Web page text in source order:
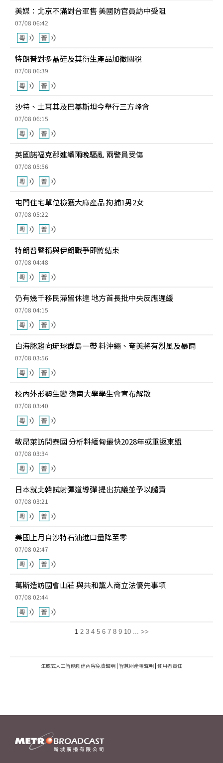
美媒：北京不滿對台軍售 美國防官員訪中受阻
07/08 06:42
特朗普對多晶硅及其衍生產品加徵關稅
07/08 06:39
沙特、土耳其及巴基斯坦今舉行三方峰會
07/08 06:15
英國諾福克郡連續兩晚騷亂 兩警員受傷
07/08 05:56
屯門住宅單位檢獲大麻產品 拘捕1男2女
07/08 05:22
特朗普聲稱與伊朗戰爭即將結束
07/08 04:48
仍有幾千移民滯留休達 地方首長批中央反應遲緩
07/08 04:15
白海豚趨向琉球群島一帶 料沖繩、奄美將有烈風及暴雨
07/08 03:56
校內外形勢生變 嶺南大學學生會宣布解散
07/08 03:40
敏昂萊訪問泰國 分析料緬甸最快2028年或重返東盟
07/08 03:34
日本就北韓試射彈道導彈 提出抗議並予以譴責
07/08 03:21
美國上月自沙特石油進口量降至零
07/08 02:47
萬斯造訪國會山莊 與共和黨人商立法優先事項
07/08 02:44
1 2 3 4 5 6 7 8 9 10 ... >>
生成式人工智能創建內容免責聲明 | 智慧財產權聲明 | 使用者責任